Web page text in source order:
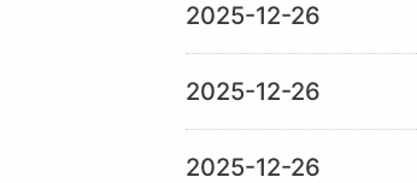
2025-12-26
2025-12-26
2025-12-26